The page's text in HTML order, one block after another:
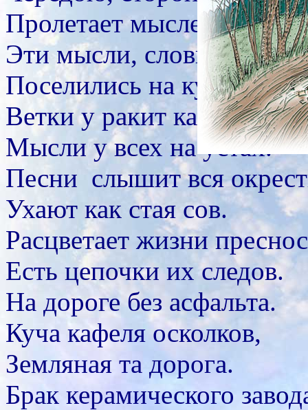
Пролетает мыслей строй.
Эти мысли, словно птицы
Поселились на кустах.
Ветки у ракит как спицы.
Мысли у всех на устах.
Песни слышит вся
Ухают как стая сов.
Расцветает жизни
Есть цепочки их следов.
На дороге без асфальта.
Куча кафеля осколков,
Земляная та дорога.
Брак керамического